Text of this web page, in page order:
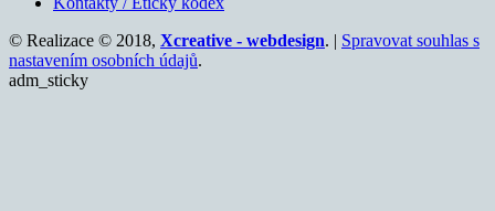
© Realizace © 2018, Xcreative - webdesign. | Spravovat souhlas s
nastavením osobních údajů.
adm_sticky